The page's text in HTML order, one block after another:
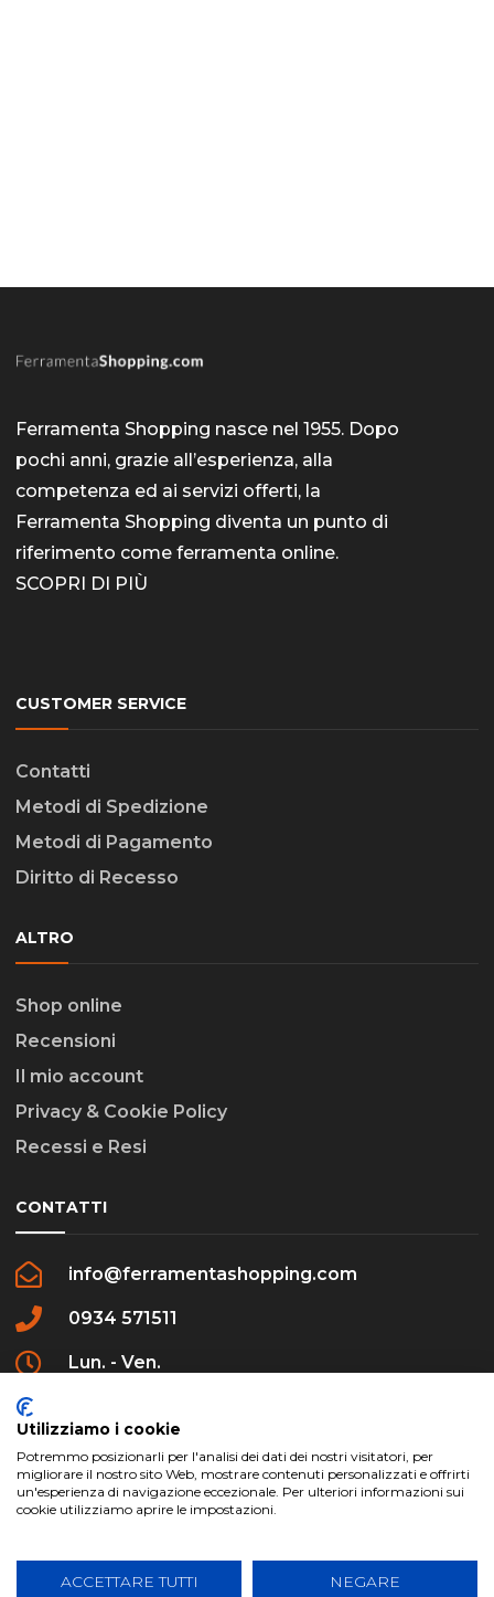
Ferramenta Shopping nasce nel 1955. Dopo
pochi anni, grazie all’esperienza, alla
competenza ed ai servizi offerti, la
Ferramenta Shopping diventa un punto di
riferimento come ferramenta online.
SCOPRI DI PIÙ
CUSTOMER SERVICE
Contatti
Metodi di Spedizione
Metodi di Pagamento
Diritto di Recesso
ALTRO
Shop online
Recensioni
Il mio account
Privacy & Cookie Policy
Recessi e Resi
CONTATTI
info@ferramentashopping.com
0934 571511
Lun. - Ven.
Creative Agency | All Rights Reserved.
Utilizziamo i cookie
Potremmo posizionarli per l'analisi dei dati dei nostri visitatori, per
migliorare il nostro sito Web, mostrare contenuti personalizzati e offrirti
un'esperienza di navigazione eccezionale. Per ulteriori informazioni sui
cookie utilizziamo aprire le impostazioni.
ACCETTARE TUTTI NEGARE